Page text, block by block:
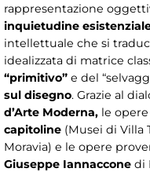
rappresentazione
inquietudine
intellettuale che si
idealizzata di matrice
“primitivo” e del
sul disegno. Grazie al
d’Arte Moderna, le
capitoline (Musei di Villa
Moravia) e le opere
Giuseppe Iannaccone di